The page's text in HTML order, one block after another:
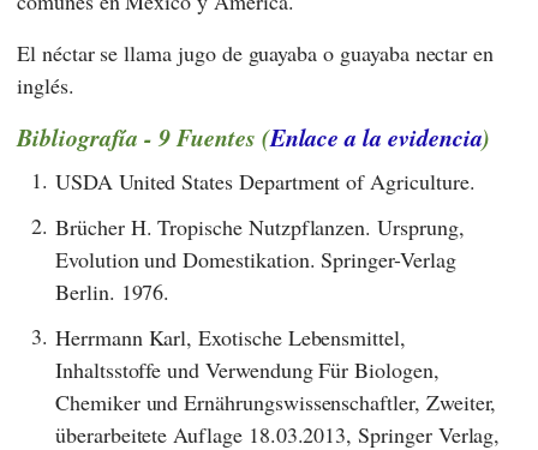
El néctar se llama jugo de guayaba o guayaba nectar en
inglés.
Bibliografía - 9 Fuentes (Enlace a la evidencia)
1. USDA United States Department of Agriculture.
2. Brücher H. Tropische Nutzpflanzen. Ursprung,
Evolution und Domestikation. Springer-Verlag
Berlin. 1976.
3. Herrmann Karl, Exotische Lebensmittel,
Inhaltsstoffe und Verwendung Für Biologen,
Chemiker und Ernährungswissenschaftler, Zweiter,
überarbeitete Auflage 18.03.2013, Springer Verlag,